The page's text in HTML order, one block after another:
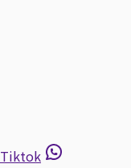
Tiktok